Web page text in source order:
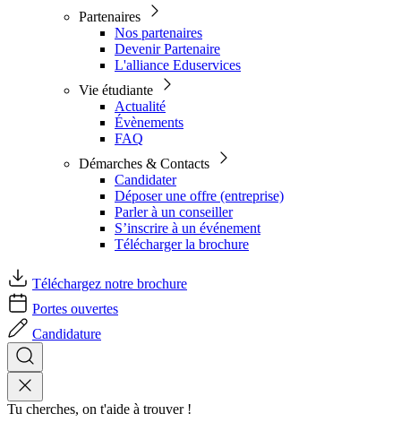
Partenaires
Nos partenaires
Devenir Partenaire
L'alliance Eduservices
Vie étudiante
Actualité
Évènements
FAQ
Démarches & Contacts
Candidater
Déposer une offre (entreprise)
Parler à un conseiller
S’inscrire à un événement
Télécharger la brochure
Téléchargez notre brochure
Portes ouvertes
Candidature
Tu cherches, on t'aide à trouver !